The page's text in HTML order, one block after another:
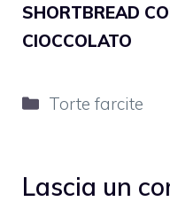
SHORTBREAD
CIOCCOLATO
Categorie
Torte farcite
Lascia un